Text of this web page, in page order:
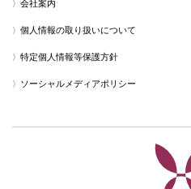
会社案内
個人情報の取り扱いについて
特定個人情報等保護方針
ソーシャルメディアポリシー